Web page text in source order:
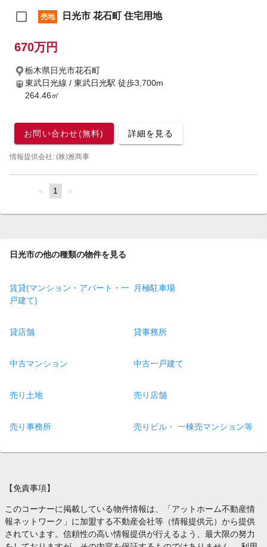
売地 日光市 花石町 住宅用地
670万円
栃木県日光市花石町
東武日光線 / 東武日光駅 徒歩3,700m
264.46㎡
お問い合わせ(無料) 詳細を見る
情報提供会社: (株)雅商事
page
You're
page
1 page
日光市の他の種類の物件を見る
賃貸(マンション・アパート・一
戸建て)
月極駐車場
貸店舗 貸事務所
中古マンション 中古一戸建て
売り土地 売り店舗
売り事務所 売りビル・ 一棟売マンション等
【免責事項】
このコーナーに掲載している物件情報は、「アットホーム不動産情
報ネットワーク」に加盟する不動産会社等（情報提供元）から提供
されています。信頼性の高い情報提供が行えるよう、最大限の努力